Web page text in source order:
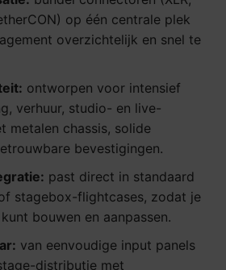
op één centrale plek
overzichtelijk en snel te
ontworpen voor intensief
verhuur, studio- en live-
metalen chassis, solide
bevestigingen.
past direct in standaard
stagebox-flightcases, zodat je
bouwen en aanpassen.
van eenvoudige input panels
distributie met